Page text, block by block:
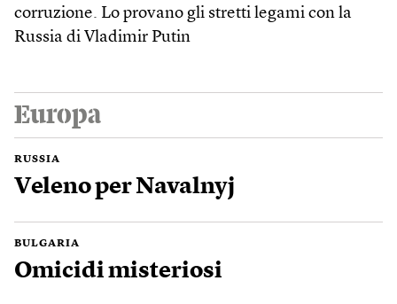
corruzione. Lo provano gli stretti legami con la
Russia di Vladimir Putin
Europa
RUSSIA
Veleno per Navalnyj
BULGARIA
Omicidi misteriosi